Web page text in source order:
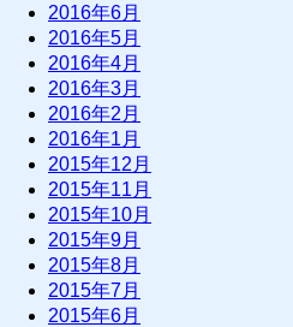
2016年6月
2016年5月
2016年4月
2016年3月
2016年2月
2016年1月
2015年12月
2015年11月
2015年10月
2015年9月
2015年8月
2015年7月
2015年6月